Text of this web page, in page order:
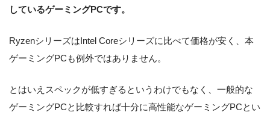
しているゲーミングPCです。
RyzenシリーズはIntel Coreシリーズに比べて価格が安く、本
ゲーミングPCも例外ではありません。
とはいえスペックが低すぎるというわけでもなく、一般的な
ゲーミングPCと比較すれば十分に高性能なゲーミングPCとい